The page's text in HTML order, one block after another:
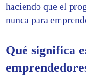
haciendo que el
nunca para
Qué significa